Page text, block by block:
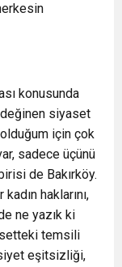
konusunda
siyaset
olduğum için çok
sadece üçünü
de Bakırköy.
haklarını,
ne yazık ki
temsili
eşitsizliği,